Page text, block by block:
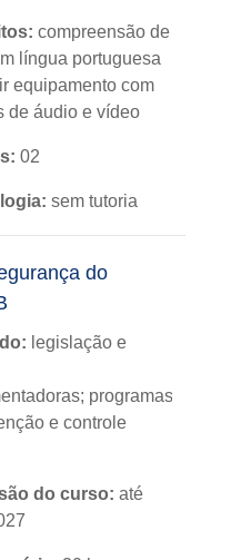
compreensão de
língua portuguesa
equipamento com
de áudio e vídeo
02
sem tutoria
português
do
legislação e
programas
e controle
do curso: até